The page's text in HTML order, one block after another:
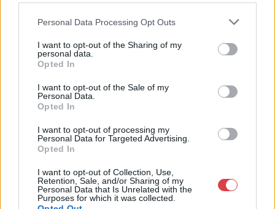
Personal Data Processing Opt Outs
I want to opt-out of the Sharing of my
personal data.
Opted In
I want to opt-out of the Sale of my
Personal Data.
Opted In
I want to opt-out of processing my
Personal Data for Targeted Advertising.
Opted In
I want to opt-out of Collection, Use,
Retention, Sale, and/or Sharing of my
Personal Data that Is Unrelated with the
Purposes for which it was collected.
Budapesten, a II. kerületben. Célunk, hogy az eladók optimális
áron, gyorsan találjanak vevőt műtárgyaikra, az eladók pedig
rendszeresen tudják gazdagítani gyűjteményüket változatos
kínálatunkból. Ezért is rendezünk minden második héten,
szerda esténként online árverést! Kedd-től péntek-ig 11.00-este
18.00 óráig várjuk szeretettel az érdeklődőket.
GALÉRIA TOVÁBBI MŰTÁRGYAI
KAPCSOLÓDÓ MŰTÁRGYAK